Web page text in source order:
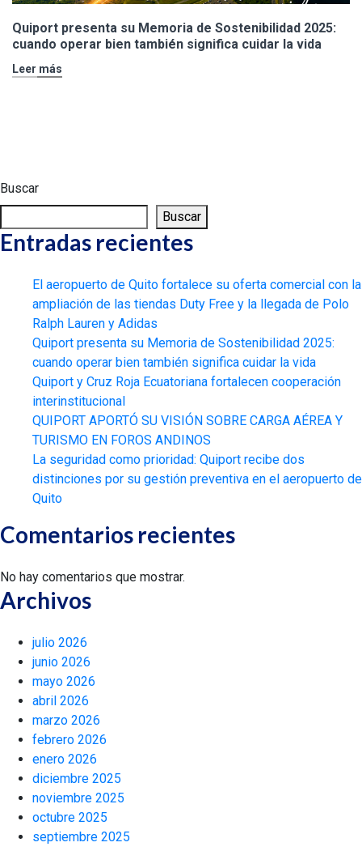
Quiport presenta su Memoria de Sostenibilidad 2025:
cuando operar bien también significa cuidar la vida
Leer más
Buscar
Buscar
Entradas recientes
El aeropuerto de Quito fortalece su oferta comercial con la
ampliación de las tiendas Duty Free y la llegada de Polo
Ralph Lauren y Adidas
Quiport presenta su Memoria de Sostenibilidad 2025:
cuando operar bien también significa cuidar la vida
Quiport y Cruz Roja Ecuatoriana fortalecen cooperación
interinstitucional
QUIPORT APORTÓ SU VISIÓN SOBRE CARGA AÉREA Y
TURISMO EN FOROS ANDINOS
La seguridad como prioridad: Quiport recibe dos
distinciones por su gestión preventiva en el aeropuerto de
Quito
Comentarios recientes
No hay comentarios que mostrar.
Archivos
julio 2026
junio 2026
mayo 2026
abril 2026
marzo 2026
febrero 2026
enero 2026
diciembre 2025
noviembre 2025
octubre 2025
septiembre 2025